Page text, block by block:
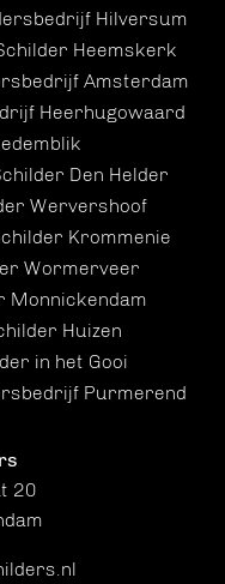
Hilversum
Heemskerk
Amsterdam
Heerhugowaard
Den Helder
Wervershoof
Krommenie
Wormerveer
Monnickendam
Huizen
in het Gooi
Purmerend
20